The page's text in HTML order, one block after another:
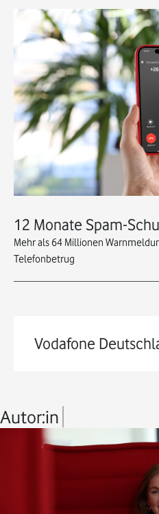
12 Monate Spam-
Mehr als 64 Millionen
Telefonbetrug
Vodafone
Autor:in